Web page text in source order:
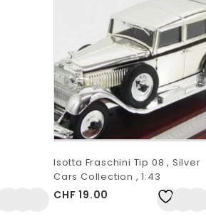
Isotta Fraschini Tip 08 , Silver
Cars Collection , 1:43
CHF 19.00